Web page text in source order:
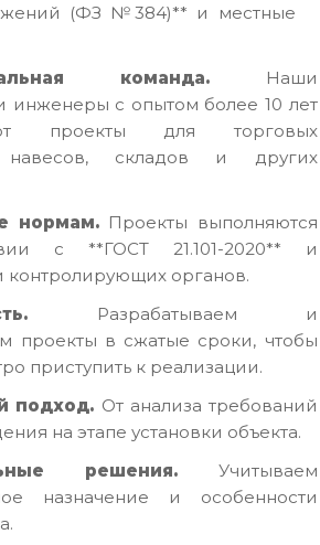
(ФЗ №384)** и местные
команда. Наши
инженеры с опытом более 10 лет
проекты для торговых
навесов, складов и других
нормам.Проекты выполняются
с **ГОСТ 21.101-2020** и
контролирующих органов.
Разрабатываем и
проекты в сжатые сроки, чтобы
приступить к реализации.
подход. От анализа требований
на этапе установки объекта.
решения. Учитываем
назначение и особенности